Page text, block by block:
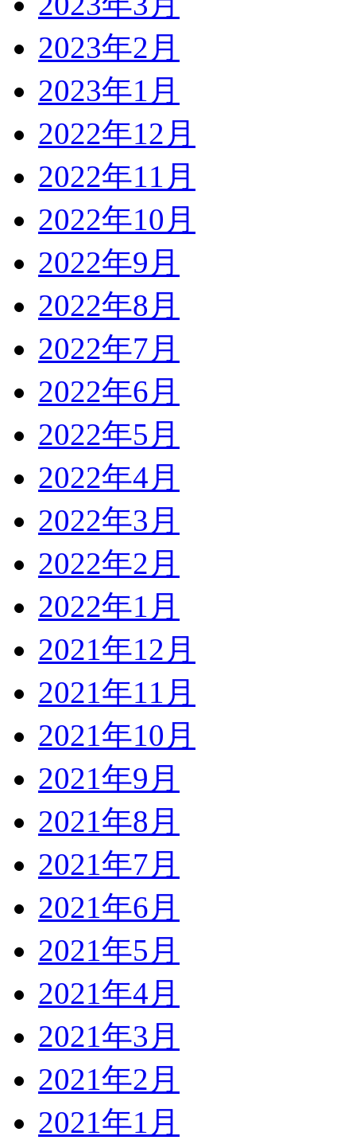
2023年2月
2023年1月
2022年12月
2022年11月
2022年10月
2022年9月
2022年8月
2022年7月
2022年6月
2022年5月
2022年4月
2022年3月
2022年2月
2022年1月
2021年12月
2021年11月
2021年10月
2021年9月
2021年8月
2021年7月
2021年6月
2021年5月
2021年4月
2021年3月
2021年2月
2021年1月